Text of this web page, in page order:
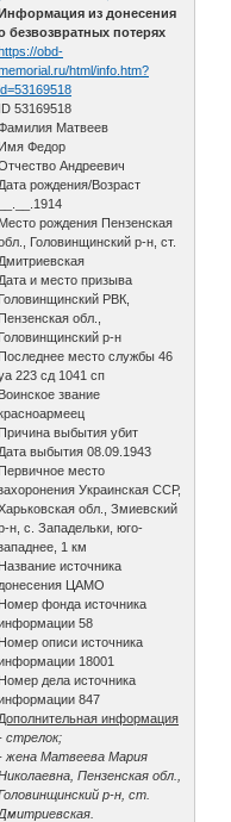
из донесения
безвозвратных потерях
obd-
html/info.htm?
ID 53169518
Матвеев
Имя Федор
Андреевич
Дата рождения/Возраст
__.__.1914
Место рождения Пензенская
Головинщинский р-н, ст.
Дмитриевская
Дата и место призыва
Головинщинский РВК,
Пензенская обл.,
Головинщинский р-н
Последнее место службы 46
223 сд 1041 сп
Воинское звание
Причина выбытия убит
Дата выбытия 08.09.1943
Первичное место
Украинская ССР,
обл., Змиевский
н, с. Западельки, юго-
1 км
Название источника
донесения ЦАМО
Номер фонда источника
58
Номер описи источника
18001
Номер дела источника
847
Дополнительная информация
стрелок;
жена Матвеева Мария
Пензенская обл.,
р-н, ст.